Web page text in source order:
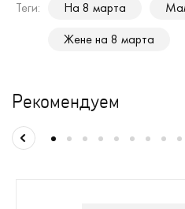
Теги: На 8 марта
Жене на 8 марта
Рекомендуем